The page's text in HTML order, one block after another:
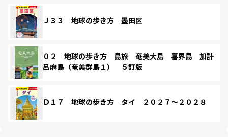
Ｊ３３ 地球の歩き方 墨田区
０２ 地球の歩き方 島旅 奄美大島 喜界島 加計
呂麻島（奄美群島１） ５訂版
Ｄ１７ 地球の歩き方 タイ ２０２７～２０２８